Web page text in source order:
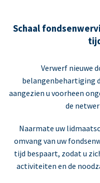
Schaal
Verwerf nieuwe
belangenbehartiging
aangezien u voorheen
de
Naarmate uw
omvang van uw
tijd bespaart, zodat u
activiteiten en de